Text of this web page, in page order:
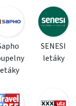
SENESI
letáky